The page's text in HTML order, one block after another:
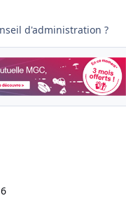
d'administration ?